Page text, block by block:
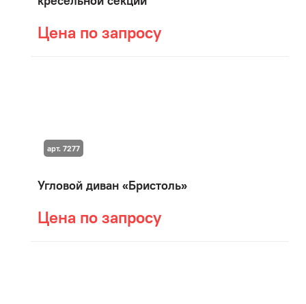
Цена по запросу
Угловой диван «Бристоль»
Цена по запросу
арт. 7277